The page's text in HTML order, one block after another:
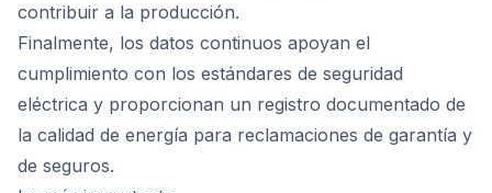
contribuir a la producción.
Finalmente, los datos continuos apoyan el
cumplimiento con los estándares de seguridad
eléctrica y proporcionan un registro documentado de
la calidad de energía para reclamaciones de garantía y
de seguros.